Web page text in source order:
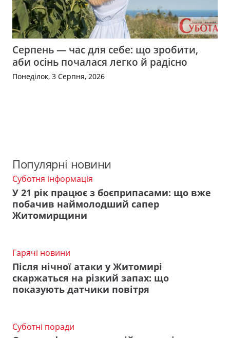
Серпень — час для себе: що зробити,
аби осінь почалася легко й радісно
Понеділок, 3 Серпня, 2026
Популярні новини
Суботня інформація
У 21 рік працює з боєприпасами: що вже
побачив наймолодший сапер
Житомирщини
Гарячі новини
Після нічної атаки у Житомирі
скаржаться на різкий запах: що
показують датчики повітря
Суботні поради